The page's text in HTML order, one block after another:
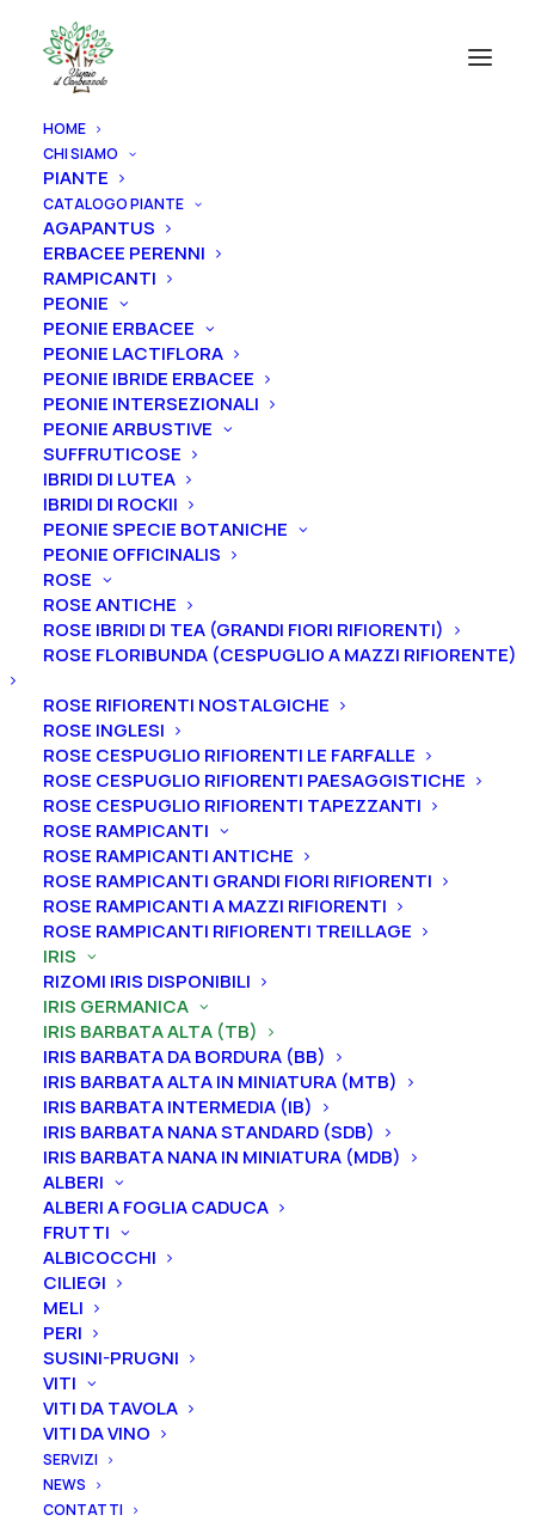
HOME
CHI SIAMO
PIANTE
CATALOGO PIANTE
AGAPANTUS
ERBACEE PERENNI
RAMPICANTI
PEONIE
PEONIE ERBACEE
PEONIE LACTIFLORA
PEONIE IBRIDE ERBACEE
PEONIE INTERSEZIONALI
PEONIE ARBUSTIVE
SUFFRUTICOSE
IBRIDI DI LUTEA
IBRIDI DI ROCKII
PEONIE SPECIE BOTANICHE
PEONIE OFFICINALIS
ROSE
ROSE ANTICHE
ROSE IBRIDI DI TEA (GRANDI FIORI RIFIORENTI)
ROSE FLORIBUNDA (CESPUGLIO A MAZZI RIFIORENTE)
ROSE RIFIORENTI NOSTALGICHE
ROSE INGLESI
ROSE CESPUGLIO RIFIORENTI LE FARFALLE
ROSE CESPUGLIO RIFIORENTI PAESAGGISTICHE
ROSE CESPUGLIO RIFIORENTI TAPEZZANTI
ROSE RAMPICANTI
ROSE RAMPICANTI ANTICHE
ROSE RAMPICANTI GRANDI FIORI RIFIORENTI
ROSE RAMPICANTI A MAZZI RIFIORENTI
ROSE RAMPICANTI RIFIORENTI TREILLAGE
IRIS
RIZOMI IRIS DISPONIBILI
IRIS GERMANICA
IRIS BARBATA ALTA (TB)
IRIS BARBATA DA BORDURA (BB)
IRIS BARBATA ALTA IN MINIATURA (MTB)
IRIS BARBATA INTERMEDIA (IB)
IRIS BARBATA NANA STANDARD (SDB)
IRIS BARBATA NANA IN MINIATURA (MDB)
ALBERI
ALBERI A FOGLIA CADUCA
FRUTTI
ALBICOCCHI
CILIEGI
MELI
PERI
SUSINI-PRUGNI
VITI
VITI DA TAVOLA
VITI DA VINO
SERVIZI
NEWS
CONTATTI
Home Iris Iris germanica
Iris barbata alta (TB)
Iris germanica “Wonders
Never Cease”
From5,00€
L’iris germanica “Wonders Never Cease” ha vessilli
bianchi, ali bianche con fondo bordato e punteggiato
di rosa prugna sul gambo che vira a un chiaro sbiadito
al centro, più scuro nella parte inferiore, bordo quasi
bianco pallido, barbe bianche con punte gialle,
arricciate, profumo leggermente dolce.
ltezza 102
cm. Fioritura precoce o intermedia.
Le piante diIris in vaso sono disponibili in qualsiasi
periodo mentre i
nel periodo che vada luglio a settembre.
Formato
Iris
germanica
"Wonders
Never
Cease"
Ordina subito questo prodotto!
Puoi acquistare ora questo prodotto contattandoci e